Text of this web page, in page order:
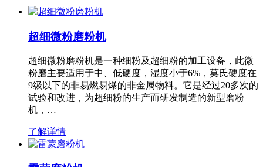
超细微粉磨粉机
超细微粉磨粉机是一种细粉及超细粉的加工设备，此微
粉磨主要适用于中、低硬度，湿度小于6%，莫氏硬度在
9级以下的非易燃易爆的非金属物料。它是经过20多次的
试验和改进，为超细粉的生产而研发制造的新型磨粉
机，…
了解详情